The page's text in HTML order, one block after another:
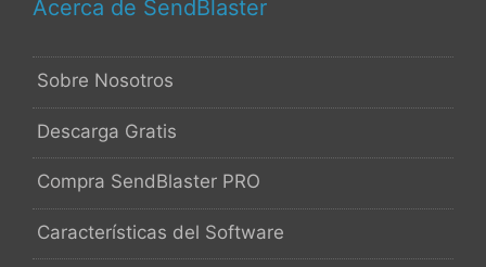
Acerca de SendBlaster
Sobre Nosotros
Descarga Gratis
Compra SendBlaster PRO
Características del Software